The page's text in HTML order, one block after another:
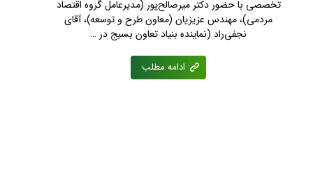
تخصصی با حضور دکتر میرصالح‌پور (مدیرعامل گروه اقتصاد
مردمی)، مهندس عزیزیان (معاون طرح و توسعه)، آقای
نجفی‌راد (نماینده بنیاد تعاون بسیج در …
ادامه مطلب